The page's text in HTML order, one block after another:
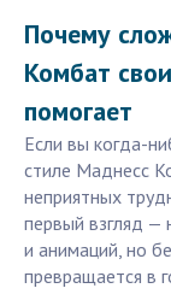
Почему
Комбат
помогает
Если вы когда-
стиле Маднесс
неприятных
первый взгляд —
и анимаций, но
превращается в